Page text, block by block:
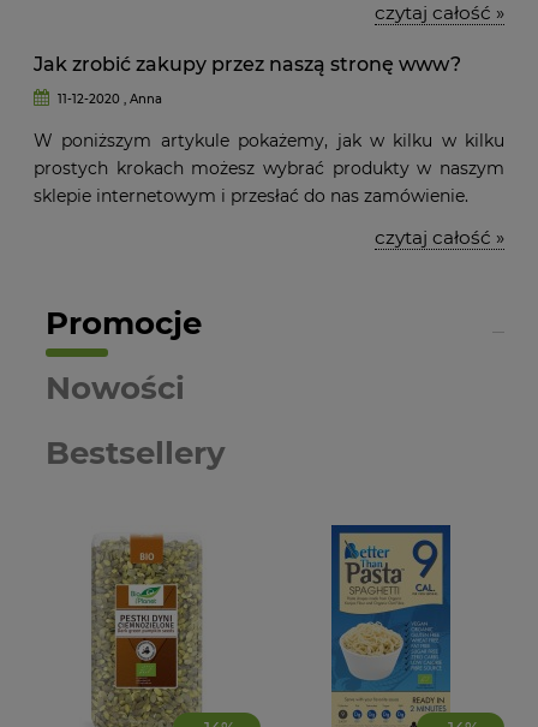
czytaj całość »
Jak zrobić zakupy przez naszą stronę www?
11-12-2020 , Anna
W poniższym artykule pokażemy, jak w kilku w kilku
prostych krokach możesz wybrać produkty w naszym
sklepie internetowym i przesłać do nas zamówienie.
czytaj całość »
Promocje
Nowości
Bestsellery